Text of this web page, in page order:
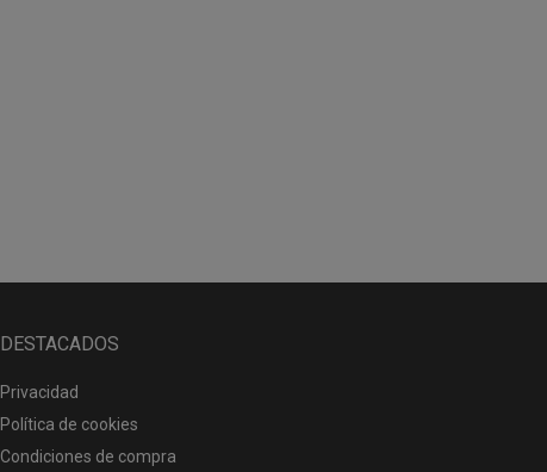
DESTACADOS
Privacidad
Política de cookies
Condiciones de compra